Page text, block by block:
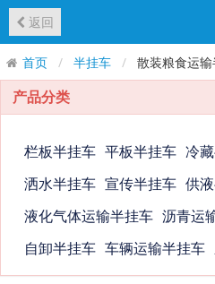
返回
首页 半挂车 散装粮食运
产品分类
栏板半挂车 平板半挂车 冷
洒水半挂车 宣传半挂车 供
液化气体运输半挂车 沥青运
自卸半挂车 车辆运输半挂车